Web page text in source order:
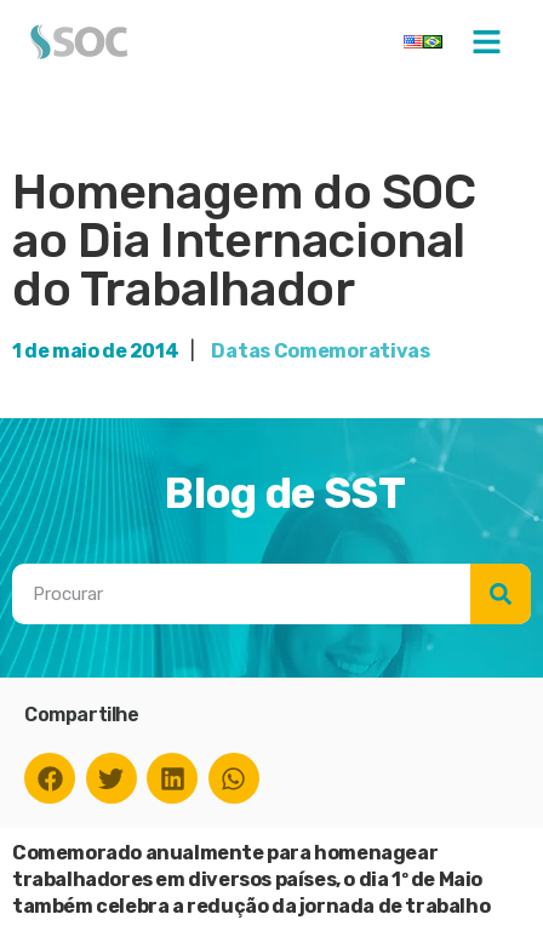
Homenagem do SOC
ao Dia Internacional
do Trabalhador
1 de maio de 2014 Datas Comemorativas
Blog de SST
Compartilhe
Comemorado anualmente para homenagear
trabalhadores em diversos países, o dia 1º de Maio
também celebra a redução da jornada de trabalho